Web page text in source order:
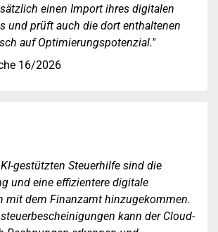
einen Import ihres digitalen
und prüft auch die dort enthaltenen
auf Optimierungspotenzial."
16/2026
gestützten Steuerhilfe sind die
und eine effizientere digitale
mit dem Finanzamt hinzugekommen.
kann der Cloud-